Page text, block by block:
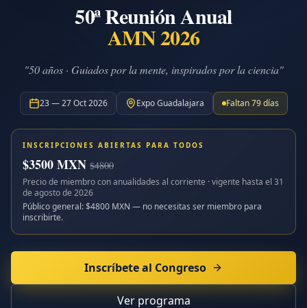
50ª Reunión Anual
AMN 2026
"50 años · Guiados por la mente, inspirados por la ciencia"
23 — 27 Oct 2026 Expo Guadalajara Faltan79días
INSCRIPCIONES ABIERTAS PARA TODOS
$3500MXN $4800
Precio de miembro con anualidades al corriente · vigente hasta el 31
de agosto de 2026
Público general: $4800 MXN — no necesitas ser miembro para
inscribirte.
Inscríbete al Congreso
Ver programa